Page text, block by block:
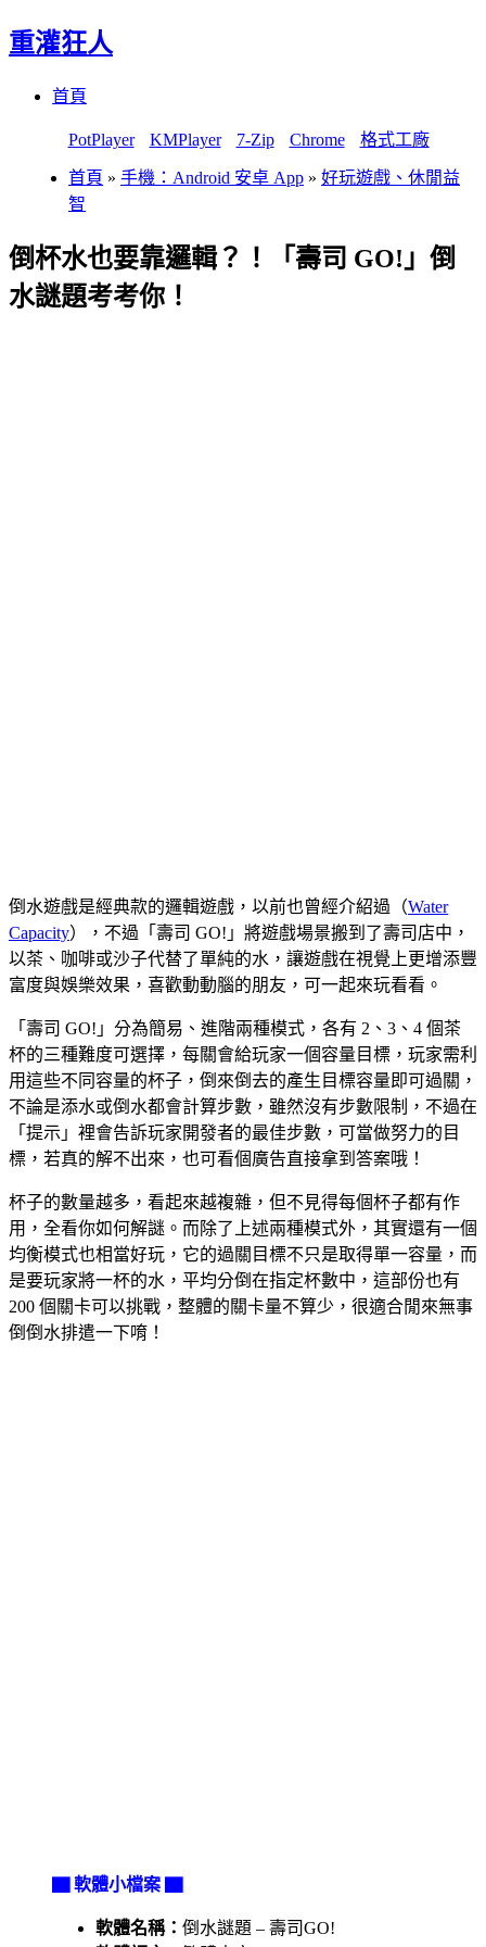
重灌狂人
首頁
PotPlayer KMPlayer 7-Zip Chrome 格式工廠
首頁 » 手機：Android 安卓 App » 好玩遊戲、休閒益
智
倒杯水也要靠邏輯？！「壽司 GO!」倒
水謎題考考你！
倒水遊戲是經典款的邏輯遊戲，以前也曾經介紹過（Water
Capacity），不過「壽司 GO!」將遊戲場景搬到了壽司店中，
以茶、咖啡或沙子代替了單純的水，讓遊戲在視覺上更增添豐
富度與娛樂效果，喜歡動動腦的朋友，可一起來玩看看。
「壽司 GO!」分為簡易、進階兩種模式，各有 2、3、4 個茶
杯的三種難度可選擇，每關會給玩家一個容量目標，玩家需利
用這些不同容量的杯子，倒來倒去的產生目標容量即可過關，
不論是添水或倒水都會計算步數，雖然沒有步數限制，不過在
「提示」裡會告訴玩家開發者的最佳步數，可當做努力的目
標，若真的解不出來，也可看個廣告直接拿到答案哦！
杯子的數量越多，看起來越複雜，但不見得每個杯子都有作
用，全看你如何解謎。而除了上述兩種模式外，其實還有一個
均衡模式也相當好玩，它的過關目標不只是取得單一容量，而
是要玩家將一杯的水，平均分倒在指定杯數中，這部份也有
200 個關卡可以挑戰，整體的關卡量不算少，很適合閒來無事
倒倒水排遣一下唷！
▇ 軟體小檔案 ▇
軟體名稱： 倒水謎題 – 壽司GO!